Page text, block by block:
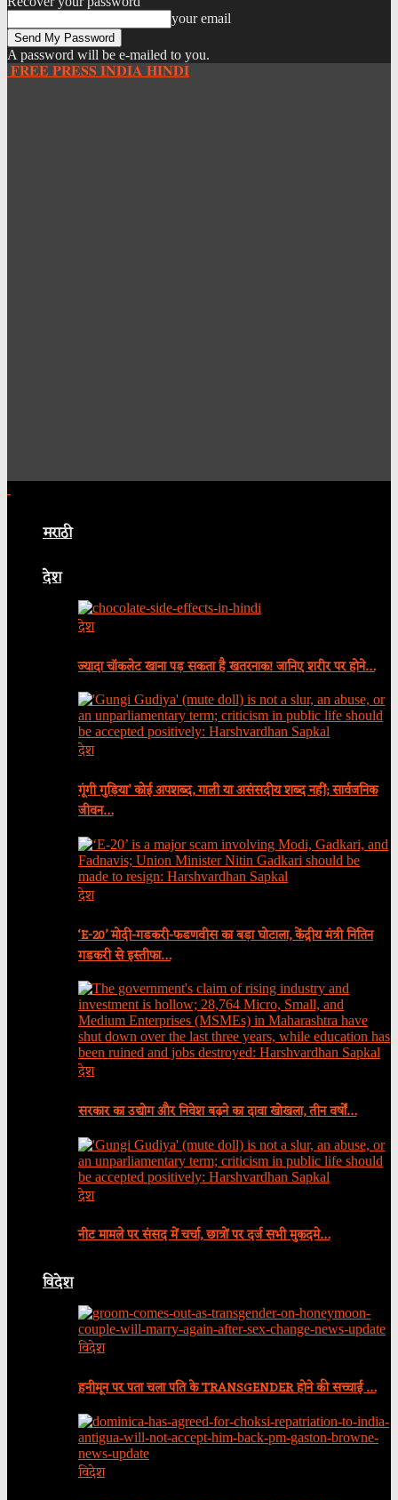
your email
A password will be e-mailed to you.
𝐅𝐑𝐄𝐄 𝐏𝐑𝐄𝐒𝐒 𝐈𝐍𝐃𝐈𝐀 𝐇𝐈𝐍𝐃𝐈
मराठी
देश
देश
ज्यादा चॉकलेट खाना पड़ सकता है खतरनाक! जानिए शरीर पर होने…
देश
गूंगी गुड़िया’ कोई अपशब्द, गाली या असंसदीय शब्द नहीं; सार्वजनिक
जीवन…
देश
‘E-20’ मोदी-गडकरी-फडणवीस का बड़ा घोटाला, केंद्रीय मंत्री नितिन
गडकरी से इस्तीफा…
देश
सरकार का उद्योग और निवेश बढ़ने का दावा खोखला, तीन वर्षों…
देश
नीट मामले पर संसद में चर्चा, छात्रों पर दर्ज सभी मुकदमे…
विदेश
विदेश
हनीमून पर पता चला पति के TRANSGENDER होने की सच्चाई …
विदेश